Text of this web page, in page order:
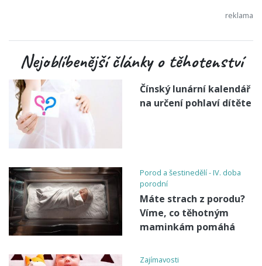
Nejoblíbenější články o těhotenství
Čínský lunární kalendář
na určení pohlaví dítěte
Porod a šestinedělí - IV. doba
porodní
Máte strach z porodu?
Víme, co těhotným
maminkám pomáhá
Zajímavosti